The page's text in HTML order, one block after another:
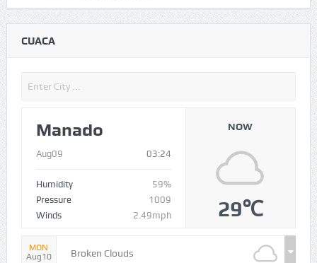
CUACA
Manado
Aug09 03:24
Humidity
59%
Pressure
1009
Winds
2.49mph
NOW
29℃
MON
Aug10
Broken Clouds